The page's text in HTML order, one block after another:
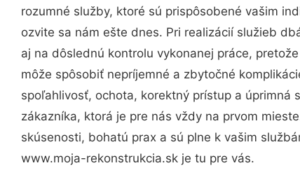
rozumné služby, ktoré sú prispôsobené vašim
ozvite sa nám ešte dnes. Pri realizácií služieb
aj na dôslednú kontrolu vykonanej práce,
môže spôsobiť nepríjemné a zbytočné
spoľahlivosť, ochota, korektný prístup a úprimná
zákazníka, ktorá je pre nás vždy na prvom
skúsenosti, bohatú prax a sú plne k vašim
www.moja-rekonstrukcia.sk je tu pre vás.